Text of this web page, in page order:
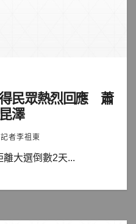
民眾熱烈回應 蕭
澤
者李祖東
離大選倒數2天...